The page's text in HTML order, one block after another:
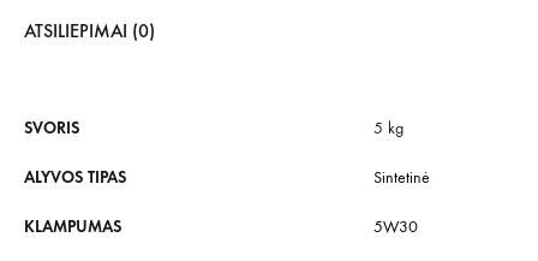
ATSILIEPIMAI (0)
SVORIS 5 kg
ALYVOS TIPAS Sintetinė
KLAMPUMAS 5W30